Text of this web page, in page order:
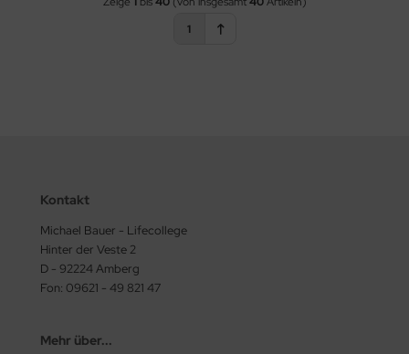
1
Kontakt
Michael Bauer - Lifecollege
Hinter der Veste 2
D - 92224 Amberg
Fon: 09621 - 49 821 47
Mehr über...